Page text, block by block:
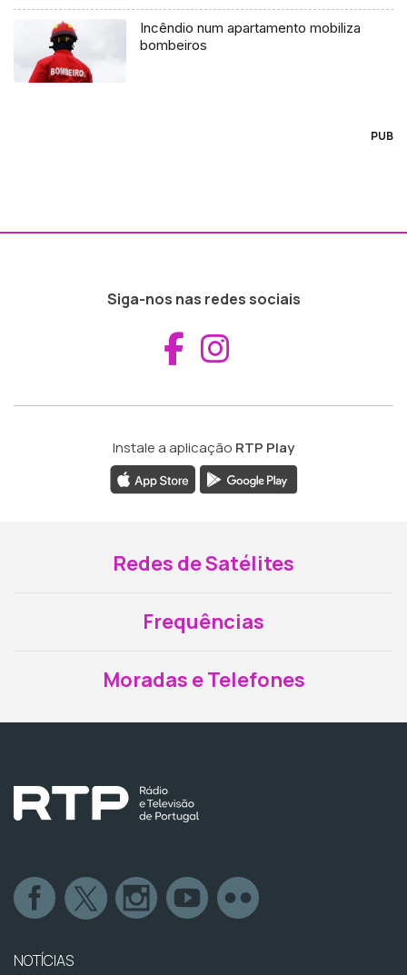
Incêndio num apartamento mobiliza
bombeiros
PUB
Siga-nos nas redes sociais
Aceder ao
Instale a aplicação RTP Play
Redes de Satélites
Frequências
Moradas e Telefones
NOTÍCIAS